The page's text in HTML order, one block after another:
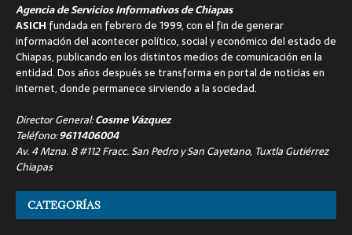
Agencia de Servicios Informativos de Chiapas
ASICH fundada en febrero de 1999, con el fin de generar
información del acontecer político, social y económico del estado de
Chiapas, publicando en los distintos medios de comunicación en la
entidad. Dos años después se transforma en portal de noticias en
internet, donde permanece sirviendo a la sociedad.
Director General:Cosme Vázquez
Teléfono:9611406004
Av. 4 Mzna. 8 #112 Fracc. San Pedro y San Cayetano, Tuxtla Gutiérrez
Chiapas
CATEGORÍAS